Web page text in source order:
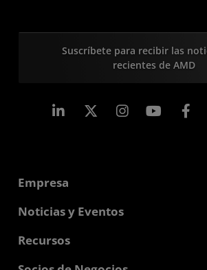
Suscríbete para recibir las
recientes de AMD
LinkedIn Instagram
Empresa
Acerca de AMD
Responsabilidad corporativa
Carreras profesionales
Noticias y Eventos
Sala de prensa
Recursos
Centro para desarrolladores